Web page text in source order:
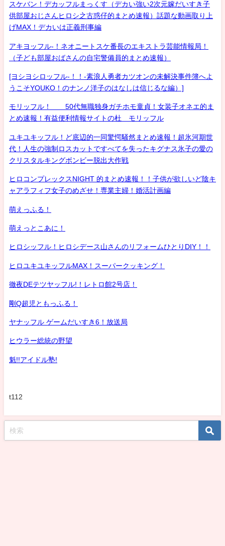
スケバン！デカッフルまっくす（デカい強い2次元嫁だいすき子
供部屋おじさんヒロシ之古惑仔的まとめ速報）話題な動画取り上
げMAX！デカいは正義刑事編
アキヨッフル-！ネオニートスケ番長のエキストラ芸能情報局！
（子ども部屋おばさんの自宅警備員的まとめ速報）
[ヨシヨシロッフル-！！-素浪人勇者カツオンの未解決事件簿へよ
うこそYOUKO！のナンノ洋子のはなしは信じるな編）]
モリッフル！ 50代無職独身ガチホモ童貞！女装子オネエ的ま
とめ速報！有益便利情報サイトの杜 モリッフル
ユキユキッフル！ど底辺的一同驚愕騒然まとめ速報！超氷河期世
代！人生の強制ロスカットですべてを失ったキグナス氷子の愛の
クリスタルキングボンビー脱出大作戦
ヒロコンプレックスNIGHT 的まとめ速報！！子供が欲しいど陰キ
ャアラフィフ女子のめざせ！専業主婦！婚活計画編
萌えっふる！
萌えっとこあに！
ヒロシッフル！ヒロシデース山さんのリフォームひとりDIY！！
ヒロユキユキッフルMAX！スーパークッキング！
徹夜DEテツヤッフル!！レトロ館2号店！
剛Q超児ともっふる！
ヤナッフル ゲームだいすき6！放送局
ヒウラー総統の野望
魁!!アイドル塾!
t112